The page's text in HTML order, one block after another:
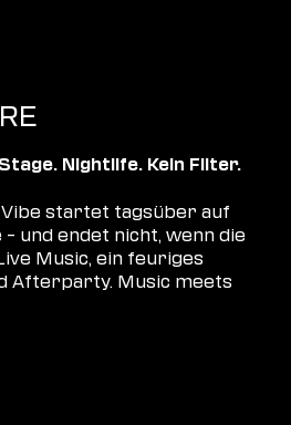
Nightlife. Kein Filter.
Vibe startet tagsüber auf
und endet nicht, wenn die
Music, ein feuriges
Afterparty. Music meets